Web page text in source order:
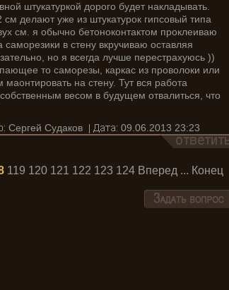
штукатуркой дорого будет накладывать.
делают уже из штукатурок гипсовый типа
см. я обычно бетоноконтактом проклеиваю
в стену вкручиваю оставляя
но я всегда лучше перестрахуюсь ))
то саморезы, каркас из проволоки или
на стену. Тут вся работа
весом в будущем отвалиться, что
Сергей Судаков
09.06.2013 23:23
119 120 121 122 123 124 Вперед ... Конец